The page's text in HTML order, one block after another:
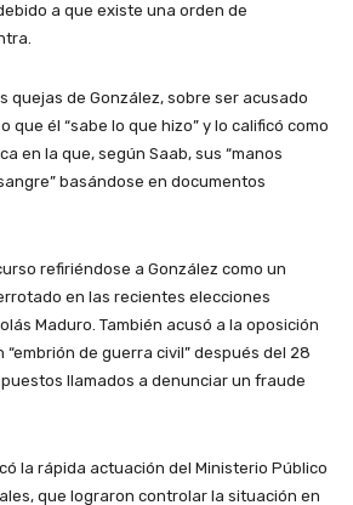
a que existe una orden de
quejas de González, sobre ser acusado
que él “sabe lo que hizo” y lo calificó como
en la que, según Saab, sus “manos
basándose en documentos
refiriéndose a González como un
en las recientes elecciones
Maduro. También acusó a la oposición
de guerra civil” después del 28
llamados a denunciar un fraude
la rápida actuación del Ministerio Público
que lograron controlar la situación en